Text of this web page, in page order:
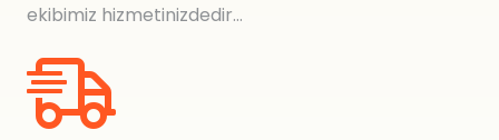
ekibimiz hizmetinizdedir…